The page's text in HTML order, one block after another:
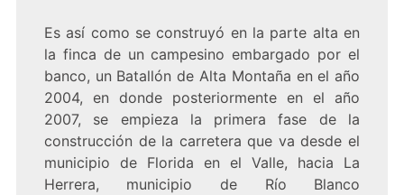
Es así como se construyó en la parte alta en
la finca de un campesino embargado por el
banco, un Batallón de Alta Montaña en el año
2004, en donde posteriormente en el año
2007, se empieza la primera fase de la
construcción de la carretera que va desde el
municipio de Florida en el Valle, hacia La
Herrera, municipio de Río Blanco